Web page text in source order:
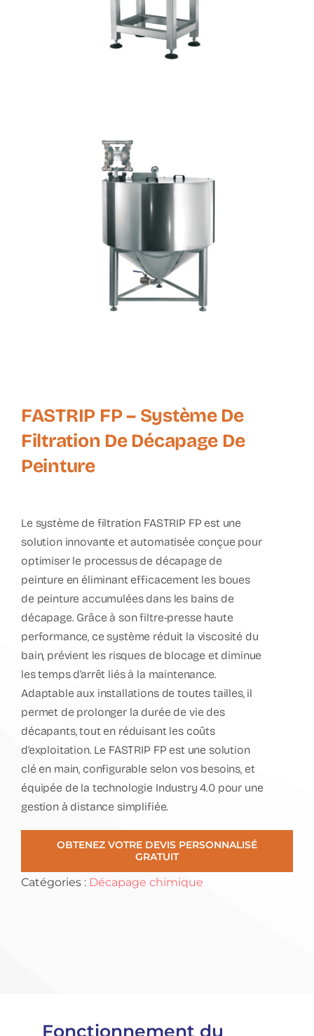
FASTRIP FP – Système De
Filtration De Décapage De
Peinture
Le système de filtration FASTRIP FP est une
solution innovante et automatisée conçue pour
optimiser le processus de décapage de
peinture en éliminant efficacement les boues
de peinture accumulées dans les bains de
décapage. Grâce à sonfiltre-presse haute
performance, ce système réduit la viscosité du
bain, prévient les risques de blocage et diminue
les temps d’arrêt liés à la maintenance.
Adaptable aux installations de toutes tailles, il
permet de prolonger la durée de vie des
décapants, tout en réduisant les coûts
d’exploitation. Le FASTRIP FP est une solution
clé en main, configurable selon vos besoins, et
équipée de la technologie Industry 4.0pour une
gestion à distance simplifiée.
OBTENEZ VOTRE DEVIS PERSONNALISÉ
GRATUIT
Catégories : Décapage chimique
Fonctionnement du